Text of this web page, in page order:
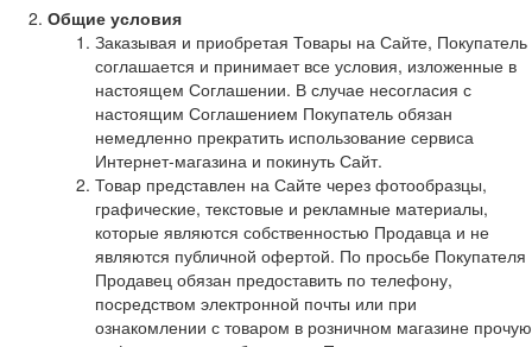
Общие условия
Заказывая и приобретая Товары на Сайте, Покупатель
соглашается и принимает все условия, изложенные в
настоящем Соглашении. В случае несогласия с
настоящим Соглашением Покупатель обязан
немедленно прекратить использование сервиса
Интернет-магазина и покинуть Сайт.
Товар представлен на Сайте через фотообразцы,
графические, текстовые и рекламные материалы,
которые являются собственностью Продавца и не
являются публичной офертой. По просьбе Покупателя
Продавец обязан предоставить по телефону,
посредством электронной почты или при
ознакомлении с товаром в розничном магазине прочую